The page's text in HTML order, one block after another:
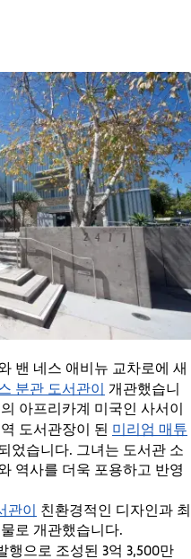
밴 네스 애비뉴 교차로에 새
분관 도서관이 개관했습니
아프리카계 미국인 사서이
도서관장이 된 미리엄 매튜
었습니다. 그녀는 도서관 소
역사를 더욱 포용하고 반영
관이 친환경적인 디자인과 최
로 개관했습니다.
행으로 조성된 3억 3,500만